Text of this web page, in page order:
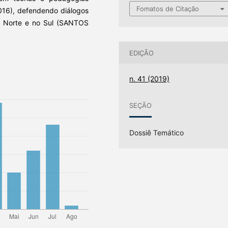
defendendo diálogos
e no Sul (SANTOS
Fomatos de Citação
EDIÇÃO
n. 41 (2019)
SEÇÃO
Dossiê Temático